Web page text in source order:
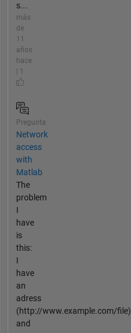
s...
más
de
11
años
hace
| 1
Pregunta
Network
access
with
Matlab
The
problem
I
have
is
this:
I
have
an
adress
(http://www.example.com/file)
and